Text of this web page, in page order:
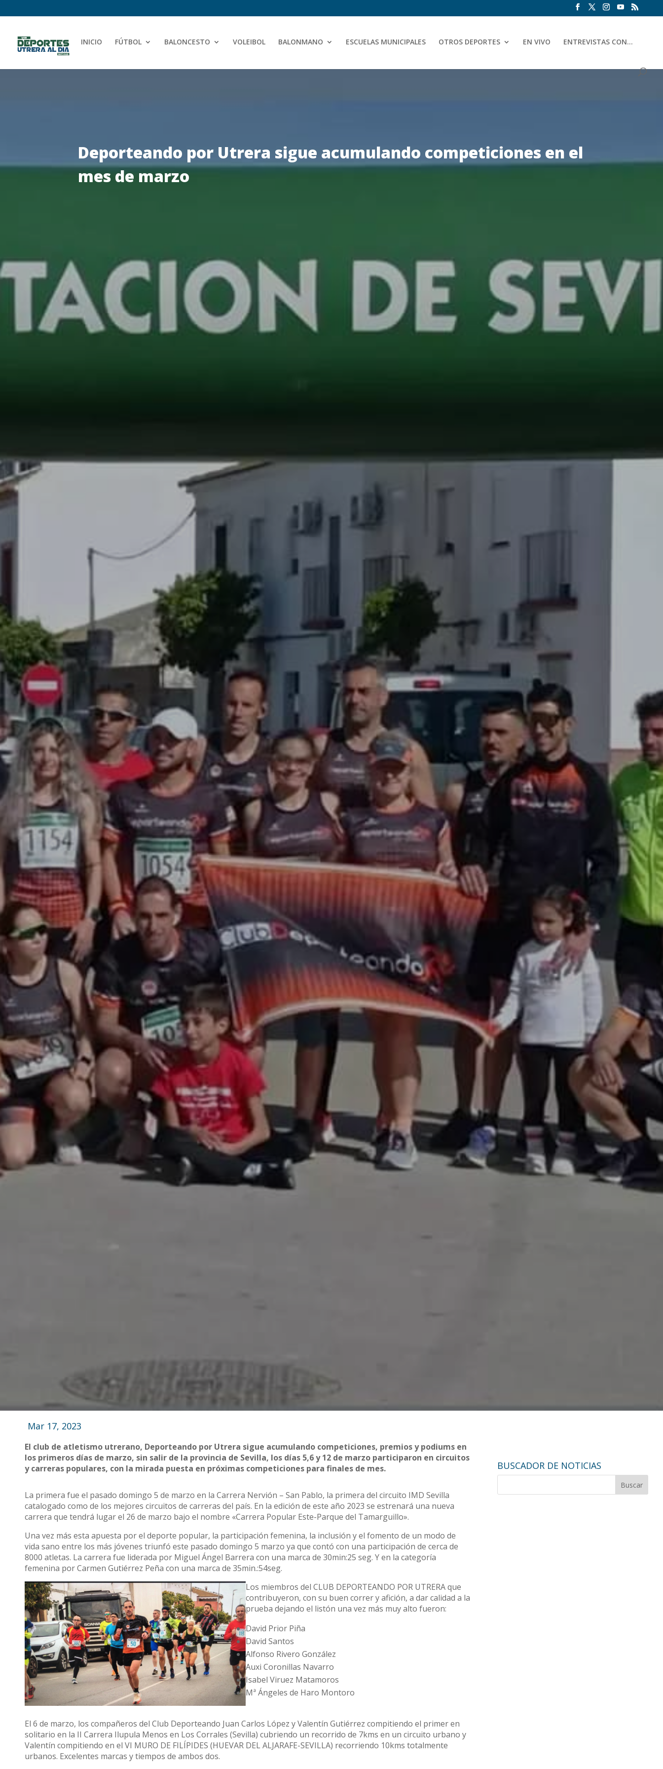
INICIO FÚTBOL BALONCESTO VOLEIBOL BALONMANO ESCUELAS MUNICIPALES OTROS DEPORTES EN VIVO ENTREVISTAS CON…
Deporteando por Utrera sigue acumulando competiciones en el
mes de marzo
Mar 17, 2023
El club de atletismo utrerano, Deporteando por Utrera sigue acumulando competiciones, premios y podiums en
los primeros días de marzo, sin salir de la provincia de Sevilla, los días 5,6 y 12 de marzo participaron en circuitos
y carreras populares, con la mirada puesta en próximas competiciones para finales de mes.
La primera fue el pasado domingo 5 de marzo en la Carrera Nervión – San Pablo, la primera del circuito IMD Sevilla
catalogado como de los mejores circuitos de carreras del país. En la edición de este año 2023 se estrenará una nueva
carrera que tendrá lugar el 26 de marzo bajo el nombre «Carrera Popular Este-Parque del Tamarguillo».
Una vez más esta apuesta por el deporte popular, la participación femenina, la inclusión y el fomento de un modo de
vida sano entre los más jóvenes triunfó este pasado domingo 5 marzo ya que contó con una participación de cerca de
8000 atletas. La carrera fue liderada por Miguel Ángel Barrera con una marca de 30min:25 seg. Y en la categoría
femenina por Carmen Gutiérrez Peña con una marca de 35min.:54seg.
Los miembros del CLUB DEPORTEANDO POR UTRERA que
contribuyeron, con su buen correr y afición, a dar calidad a la
prueba dejando el listón una vez más muy alto fueron:
David Prior Piña
David Santos
Alfonso Rivero González
Auxi Coronillas Navarro
Isabel Viruez Matamoros
Mª Ángeles de Haro Montoro
El 6 de marzo, los compañeros del Club Deporteando Juan Carlos López y Valentín Gutiérrez compitiendo el primer en
solitario en la II Carrera Ilupula Menos en Los Corrales (Sevilla) cubriendo un recorrido de 7kms en un circuito urbano y
Valentín compitiendo en el VI MURO DE FILÍPIDES (HUEVAR DEL ALJARAFE-SEVILLA) recorriendo 10kms totalmente
urbanos. Excelentes marcas y tiempos de ambos dos.
BUSCADOR DE NOTICIAS